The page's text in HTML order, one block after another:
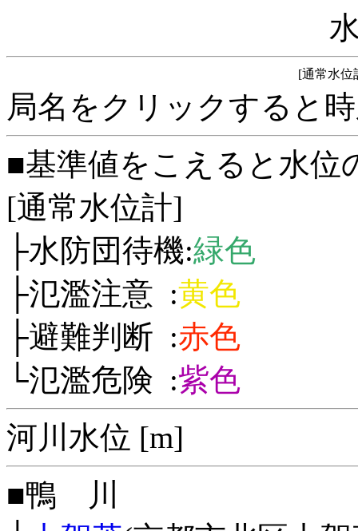
[通常水位
局名をクリックすると
■基準値をこえると水位
[通常水位計]
├水防団待機:緑色
├氾濫注意 :黄色
├避難判断 :赤色
└氾濫危険 :紫色
河川水位 [m]
■鴨 川